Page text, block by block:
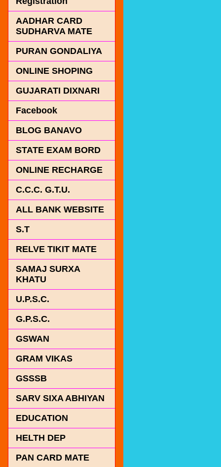
AADHAR CARD
SUDHARVA MATE
PURAN GONDALIYA
ONLINE SHOPING
GUJARATI DIXNARI
Facebook
BLOG BANAVO
STATE EXAM BORD
ONLINE RECHARGE
C.C.C. G.T.U.
ALL BANK WEBSITE
S.T
RELVE TIKIT MATE
SAMAJ SURXA
KHATU
U.P.S.C.
G.P.S.C.
GSWAN
GRAM VIKAS
GSSSB
SARV SIXA ABHIYAN
EDUCATION
HELTH DEP
PAN CARD MATE